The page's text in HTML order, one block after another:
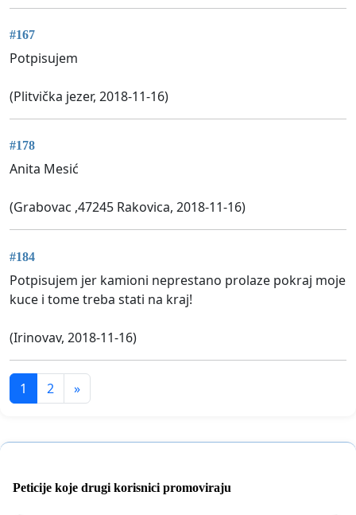
#167
Potpisujem
(Plitvička jezer, 2018-11-16)
#178
Anita Mesić
(Grabovac ,47245 Rakovica, 2018-11-16)
#184
Potpisujem jer kamioni neprestano prolaze pokraj moje
kuce i tome treba stati na kraj!
(Irinovav, 2018-11-16)
1 2 »
Peticije koje drugi korisnici promoviraju